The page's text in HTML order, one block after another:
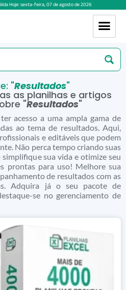
Hoje:sexta-feira,07deagostode2026
"Resultados"
as planilhas e artigos
"Resultados"
acesso a uma ampla gama de
ao tema de resultados. Aqui,
e editáveis ​​que podem
Não perca tempo criando suas
sua vida e otimize seu
prontas para uso! Melhore sua
de resultados com as
Adquira já o seu pacote de
se no gerenciamento de